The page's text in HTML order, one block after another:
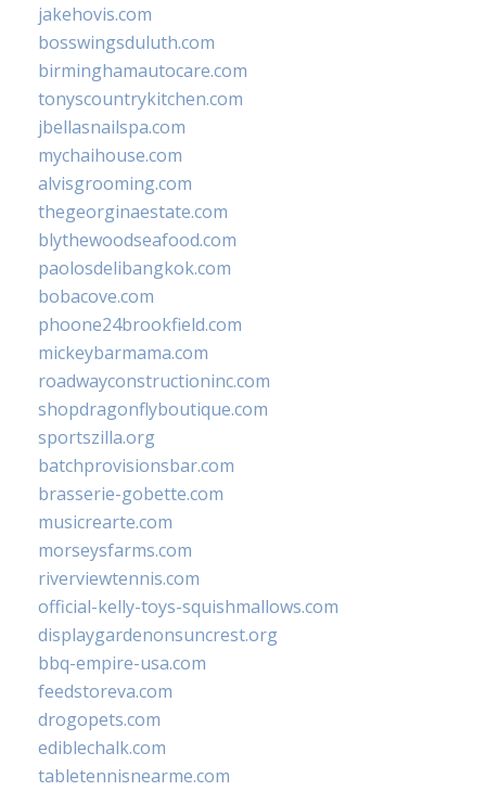
jakehovis.com
bosswingsduluth.com
birminghamautocare.com
tonyscountrykitchen.com
jbellasnailspa.com
mychaihouse.com
alvisgrooming.com
thegeorginaestate.com
blythewoodseafood.com
paolosdelibangkok.com
bobacove.com
phoone24brookfield.com
mickeybarmama.com
roadwayconstructioninc.com
shopdragonflyboutique.com
sportszilla.org
batchprovisionsbar.com
brasserie-gobette.com
musicrearte.com
morseysfarms.com
riverviewtennis.com
official-kelly-toys-squishmallows.com
displaygardenonsuncrest.org
bbq-empire-usa.com
feedstoreva.com
drogopets.com
ediblechalk.com
tabletennisnearme.com